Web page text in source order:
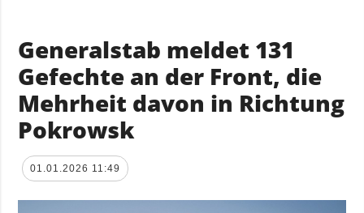
Generalstab meldet 131
Gefechte an der Front, die
Mehrheit davon in Richtung
Pokrowsk
01.01.2026 11:49